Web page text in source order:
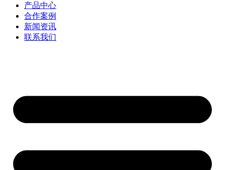
产品中心
合作案例
新闻资讯
联系我们